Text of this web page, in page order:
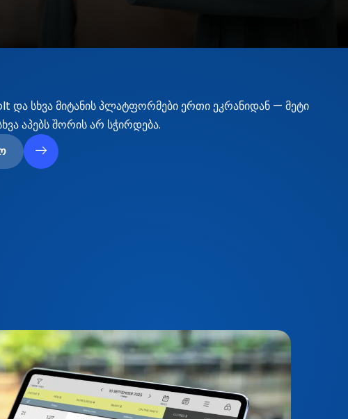
და სხვა მიტანის პლატფორმები ერთი ეკრანიდან — მეტი
აპებს შორის არ სჭირდება.